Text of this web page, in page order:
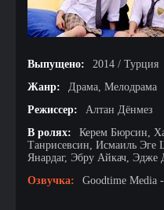
Выпущено:
2014 / Турция
Жанр:
Драма, Мелодрама
Режиссер:
Алтан Дёнмез
В ролях:
Керем Бюрсин,
Танрисевсин, Исмаиль
Янардаг, Эбру Айкач,
Озвучка:
Goodtime Media